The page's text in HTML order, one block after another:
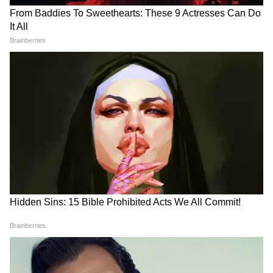
Asianet News Hindi पर पढ़ें देशभर की सबसे ताज़ा
National News in Hindi, जो हम खास तौर पर
आपके लिए चुनकर लाते हैं। दुनिया की हलचल, अंतरराष्ट्रीय
घटनाएं और बड़े अपडेट — सब कुछ साफ, संक्षिप्त और
भरोसेमंद रूप में पाएं हमारीWorld News in Hindi
कवरेज में। अपने राज्य से जुड़ी खबरें, प्रशासनिक फैसले
और स्थानीय बदलाव जानने के लिए देखें
State News
in Hindi, बिल्कुल आपके आसपास की भाषा में। उत्तर
हर ज़रूरी जानकारी मिलती है यहां, हमारे
सेक्शन में। औरBihar News
आवाज — गांव-कस्बों से लेकर पटना तक की ताज़ा रिपोर्ट,